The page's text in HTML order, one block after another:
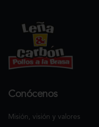
Conócenos
Misión, visión y valores